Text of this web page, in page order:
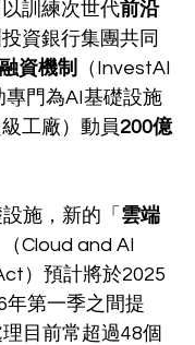
以訓練次世代前沿
投資銀行集團共同
資機制
（InvestAI
門為AI基礎設施
工廠）動員200億
施，新的「 雲端
（Cloud and AI
）預計將於2025
年第一季之間提
目前常超過48個